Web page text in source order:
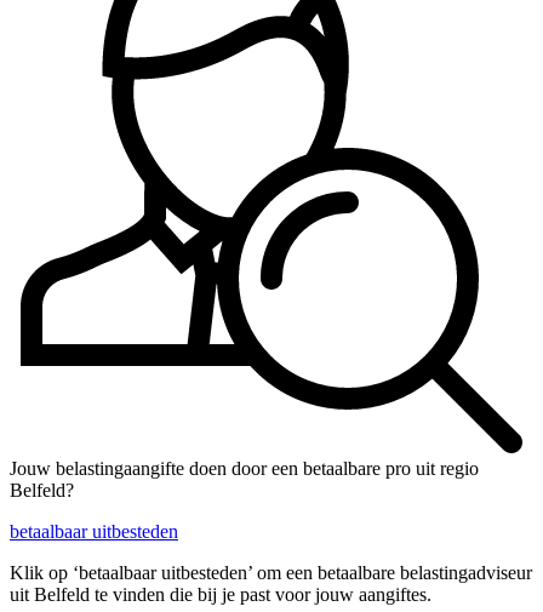
Jouw belastingaangifte doen door een betaalbare pro uit regio
Belfeld?
betaalbaar uitbesteden
Klik op ‘betaalbaar uitbesteden’ om een betaalbare belastingadviseur
uit Belfeld te vinden die bij je past voor jouw aangiftes.